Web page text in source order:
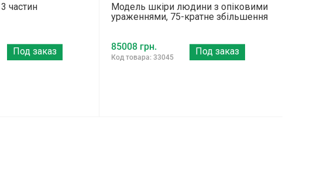
частин
Под заказ
Модель шкіри людини з опіковими
ураженнями, 75-кратне збільшення
85008 грн.
Код товара: 33045
Под заказ